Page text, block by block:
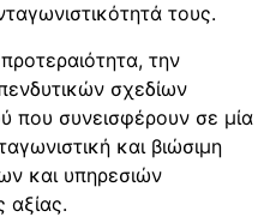
τους.
την
σχεδίων
που συνεισφέρουν σε μία
και βιώσιμη
και υπηρεσιών
αξίας.